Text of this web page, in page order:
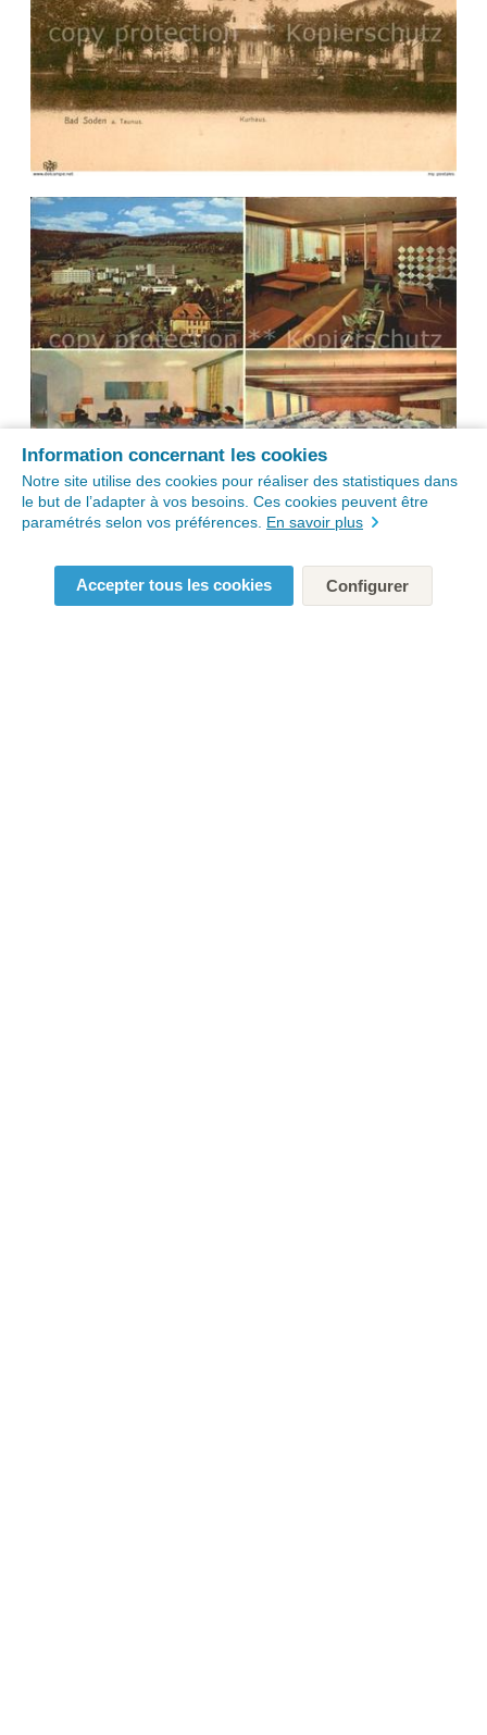
Information concernant les cookies
Notre site utilise des cookies pour réaliser des statistiques dans
le but de l’adapter à vos besoins. Ces cookies peuvent être
paramétrés selon vos préférences. En savoir plus
Accepter tous les cookies Configurer